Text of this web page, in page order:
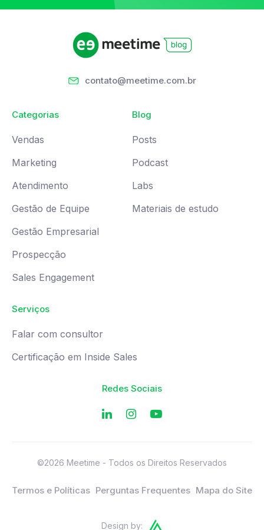
contato@meetime.com.br
Categorias
Vendas
Marketing
Atendimento
Gestão de Equipe
Gestão Empresarial
Prospecção
Sales Engagement
Blog
Posts
Podcast
Labs
Materiais de estudo
Serviços
Falar com consultor
Certificação em Inside Sales
Redes Sociais
©2026 Meetime - Todos os Direitos Reservados
Termos e Políticas Perguntas Frequentes Mapa do Site
Design by: